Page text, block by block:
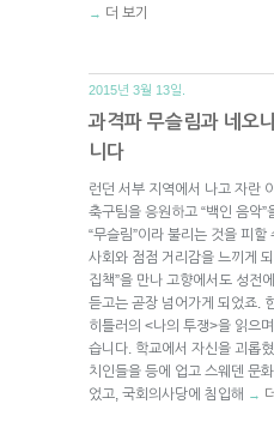
→ 더 보기
2015년 3월 13일.
과격파 무슬림과 네오
니다
런던 서부 지역에서 나고 자란
축구팀을 응원하고 “백인 음악
“무슬림”이라 불리는 것을 피
사회와 점점 거리감을 느끼게
집책”을 만나 고향에서도 성전
듣고는 곧장 넘어가게 되었죠.
히틀러의 <나의 투쟁>을 읽으
습니다. 학교에서 자신을 괴롭
치인들을 등에 업고 스웨덴 문
었고, 국회의사당에 침입해 →